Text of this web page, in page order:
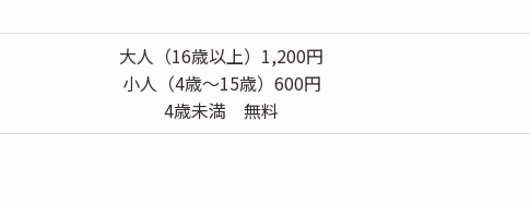
大人（16歳以上）1,200円
小人（4歳〜15歳）600円
4歳未満 無料